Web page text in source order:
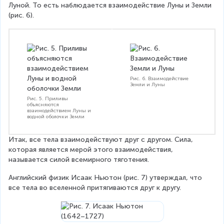
Луной. То есть наблюдается взаимодействие Луны и Земли
(рис. 6).
Рис. 5. Приливы
объясняются
взаимодействием Луны и
водной оболочки Земли
Рис. 6. Взаимодействие
Земли и Луны
Итак, все тела взаимодействуют друг с другом. Сила,
которая является мерой этого взаимодействия,
называется силой всемирного тяготения.
Английский физик Исаак Ньютон (рис. 7) утверждал, что
все тела во вселенной притягиваются друг к другу.